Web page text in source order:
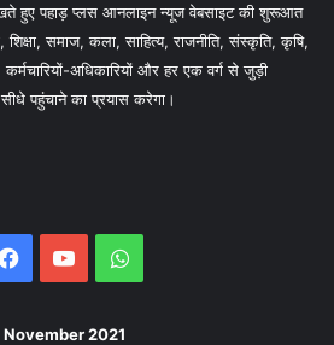
हुए पहाड़ प्लस आनलाइन न्यूज वेबसाइट की शुरूआत
समाज, कला, साहित्य, राजनीति, संस्कृति, कृषि,
अधिकारियों और हर एक वर्ग से जुड़ी
पहुंचाने का प्रयास करेगा।
FacebookYouTubeWhatsApp
November 2021